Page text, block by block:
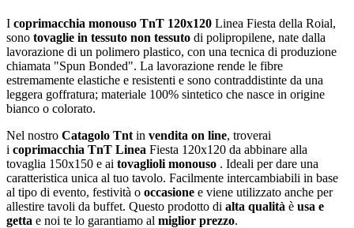
I coprimacchia monouso TnT 120x120 Linea Fiesta della Roial,
sono tovaglie in tessuto non tessuto di polipropilene, nate dalla
lavorazione di un polimero plastico, con una tecnica di produzione
chiamata "Spun Bonded". La lavorazione rende le fibre
estremamente elastiche e resistenti e sono contraddistinte da una
leggera goffratura; materiale 100% sintetico che nasce in origine
bianco o colorato.
Nel nostro Catagolo Tnt in vendita on line, troverai
i coprimacchia TnT Linea Fiesta 120x120 da abbinare alla
tovaglia 150x150 e ai tovaglioli monouso . Ideali per dare una
caratteristica unica al tuo tavolo. Facilmente intercambiabili in base
al tipo di evento, festività o occasione e viene utilizzato anche per
allestire tavoli da buffet. Questo prodotto di alta qualità è usa e
getta e noi te lo garantiamo al miglior prezzo.